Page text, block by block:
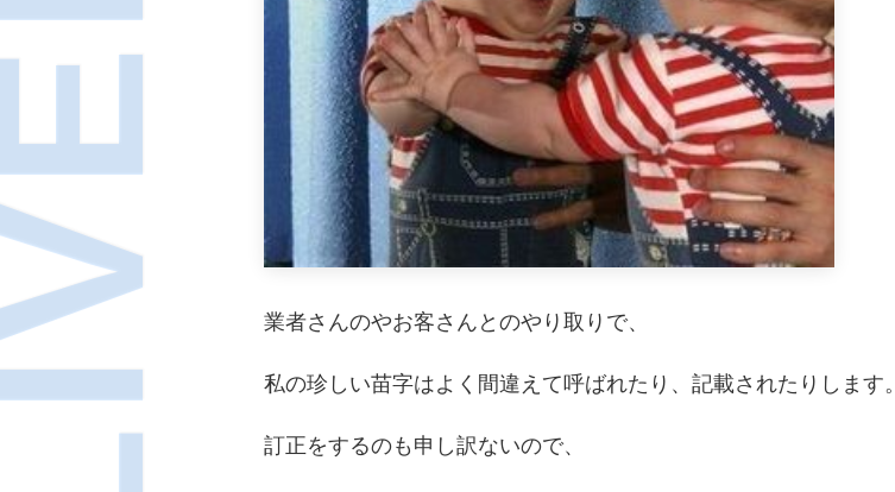
業者さんのやお客さんとのやり取りで、
私の珍しい苗字はよく間違えて呼ばれたり、記載されたりします。
訂正をするのも申し訳ないので、